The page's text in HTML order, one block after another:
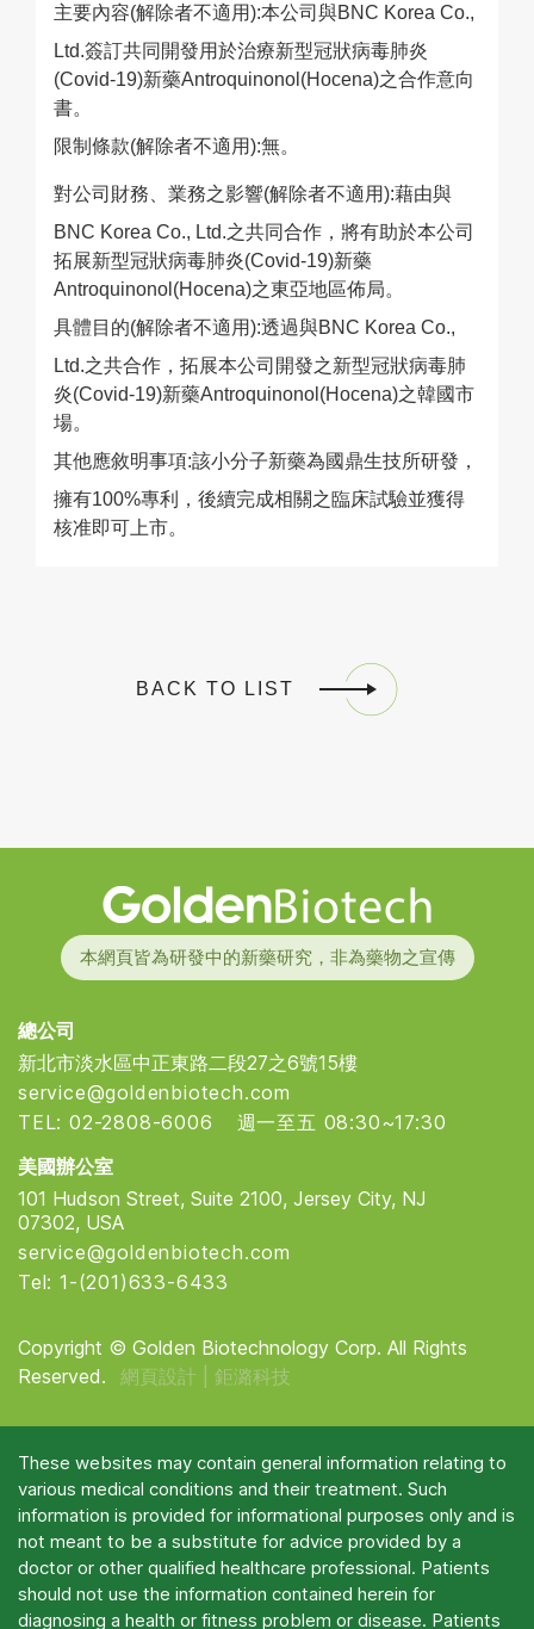
主要內容(解除者不適用):本公司與BNC Korea Co.,
Ltd.簽訂共同開發用於治療新型冠狀病毒肺炎
(Covid-19)新藥Antroquinonol(Hocena)之合作意向
書。
限制條款(解除者不適用):無。
對公司財務、業務之影響(解除者不適用):藉由與
BNC Korea Co., Ltd.之共同合作，將有助於本公司
拓展新型冠狀病毒肺炎(Covid-19)新藥
Antroquinonol(Hocena)之東亞地區佈局。
具體目的(解除者不適用):透過與BNC Korea Co.,
Ltd.之共合作，拓展本公司開發之新型冠狀病毒肺
炎(Covid-19)新藥Antroquinonol(Hocena)之韓國市
場。
其他應敘明事項:該小分子新藥為國鼎生技所研發，
擁有100%專利，後續完成相關之臨床試驗並獲得
核准即可上市。
BACK TO LIST
Golden Biotech
本網頁皆為研發中的新藥研究，非為藥物之宣傳
總公司
新北市淡水區中正東路二段27之6號15樓
service@goldenbiotech.com
TEL: 02-2808-6006
週一至五 08:30~17:30
美國辦公室
101 Hudson Street, Suite 2100, Jersey City, NJ
07302, USA
service@goldenbiotech.com
Tel: 1-(201)633-6433
Copyright © Golden Biotechnology Corp. All Rights
Reserved.
網頁設計 | 鉅潞科技
These websites may contain general information relating to
various medical conditions and their treatment. Such
information is provided for informational purposes only and is
not meant to be a substitute for advice provided by a
doctor or other qualified healthcare professional. Patients
should not use the information contained herein for
diagnosing a health or fitness problem or disease. Patients